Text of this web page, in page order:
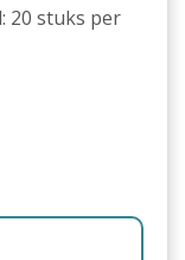
20 stuks per